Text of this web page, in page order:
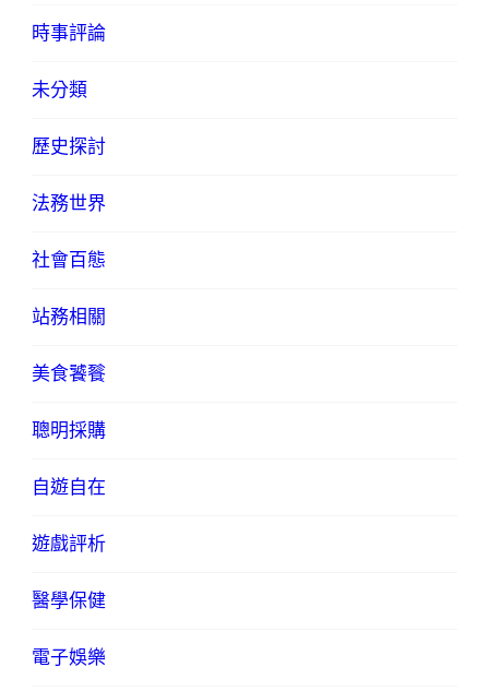
時事評論
未分類
歷史探討
法務世界
社會百態
站務相關
美食饕餮
聰明採購
自遊自在
遊戲評析
醫學保健
電子娛樂